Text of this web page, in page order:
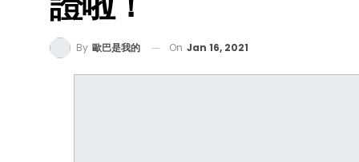
By 歐巴是我的 On Jan 16, 2021